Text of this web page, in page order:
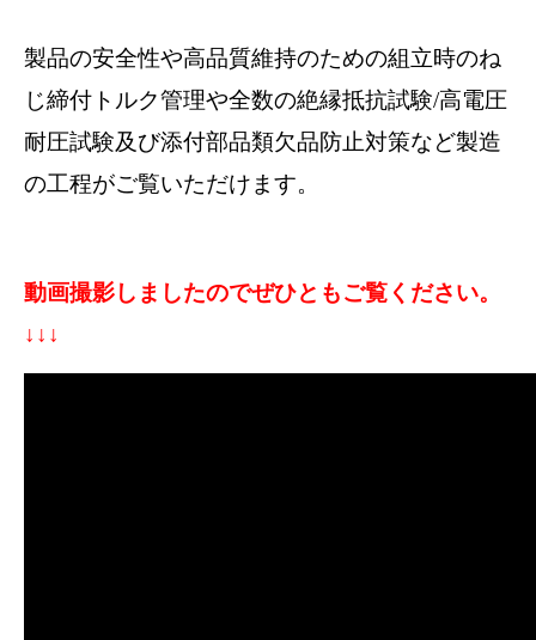
製品の安全性や高品質維持のための組立時のね
じ締付トルク管理や全数の絶縁抵抗試験/高電圧
耐圧試験及び添付部品類欠品防止対策など製造
の工程がご覧いただけます。
動画撮影しましたのでぜひともご覧ください。
↓↓↓